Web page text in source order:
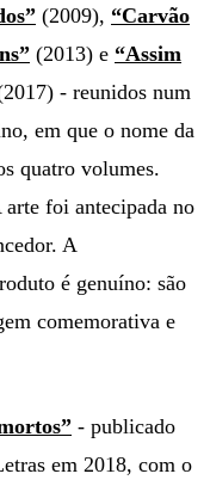
(2009), “Carvão
(2013) e “Assim
- reunidos num
em que o nome da
quatro volumes.
foi antecipada no
A
é genuíno: são
comemorativa e
- publicado
em 2018, com o